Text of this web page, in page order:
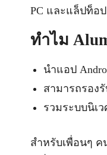
PC และแล็ปท็อ
ทำไม
นำแอป
สามารถรอง
รวมระบบนิเ
สำหรับเพื่อนๆ ค